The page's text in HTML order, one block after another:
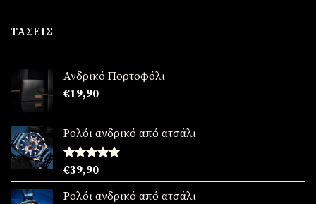
ΤΆΣΕΙΣ
Ανδρικό Πορτοφόλι
€19,90
Ρολόι ανδρικό από ατσάλι
Βαθμολογήθηκε
με5.00
από 5
€39,90
Ρολόι ανδρικό από ατσάλι